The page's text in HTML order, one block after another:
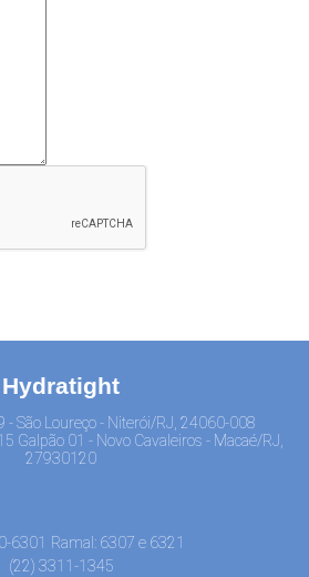
Hydratight
- São Loureço - Niterói/RJ, 24060-008
Galpão 01 - Novo Cavaleiros - Macaé/RJ,
27930120
6301
(22) 3311-1345